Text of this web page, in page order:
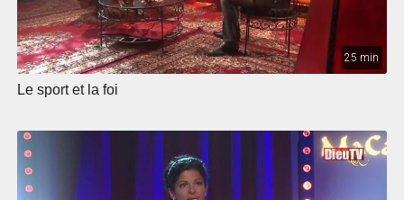
25 min
Le sport et la foi